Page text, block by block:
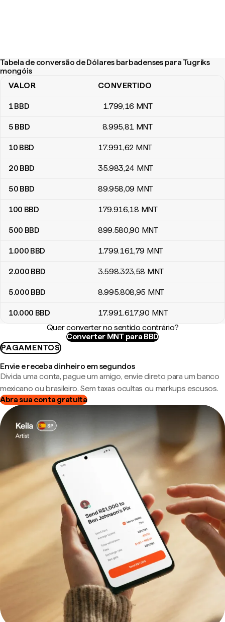
Tabela de conversão de Dólares barbadenses para Tugriks
mongóis
Tabela de conversão de Dólares barbadenses para Tugriks
VALOR CONVERTIDO
1BBD 1.799,16 MNT
5 BBD 8.995,81 MNT
10 BBD 17.991,62 MNT
20 BBD 35.983,24 MNT
50 BBD 89.958,09 MNT
100 BBD 179.916,18 MNT
500 BBD 899.580,90 MNT
1.000 BBD 1.799.161,79 MNT
2.000 BBD 3.598.323,58 MNT
5.000 BBD 8.995.808,95 MNT
10.000 BBD 17.991.617,90 MNT
Quer converter no sentido contrário?
Converter MNT para BBD
PAGAMENTOS
Envie e receba dinheiro em segundos
Divida uma conta, pague um amigo, envie direto para um banco
mexicano ou brasileiro. Sem taxas ocultas ou markups escusos.
Abra sua conta gratuita